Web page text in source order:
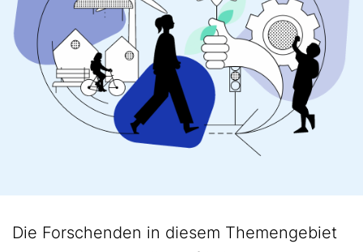
Die Forschenden in diesem Themengebiet